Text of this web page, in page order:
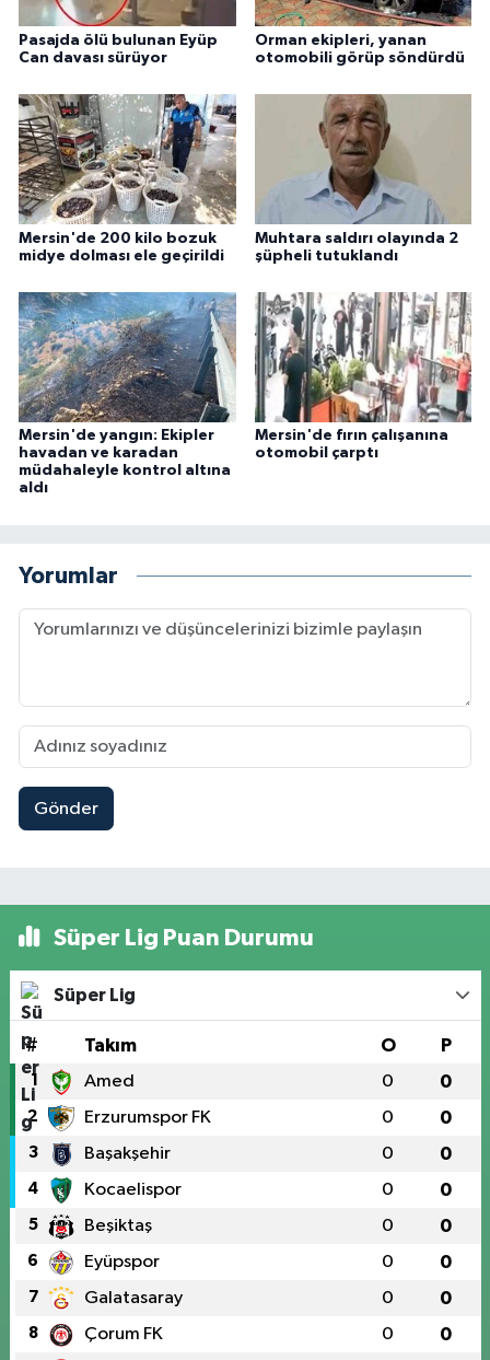
Pasajda ölü bulunan Eyüp
Can davası sürüyor
Orman ekipleri, yanan
otomobili görüp söndürdü
Mersin'de 200 kilo bozuk
midye dolması ele geçirildi
Muhtara saldırı olayında 2
şüpheli tutuklandı
Mersin'de yangın: Ekipler
havadan ve karadan
müdahaleyle kontrol altına
aldı
Mersin'de fırın çalışanına
otomobil çarptı
Yorumlar
Gönder
Süper Lig Puan Durumu
Süper Lig
# Takım O P
1 Amed 0 0
2 Erzurumspor FK 0 0
3 Başakşehir 0 0
4 Kocaelispor 0 0
5 Beşiktaş 0 0
6 Eyüpspor 0 0
7 Galatasaray 0 0
8 Çorum FK 0 0